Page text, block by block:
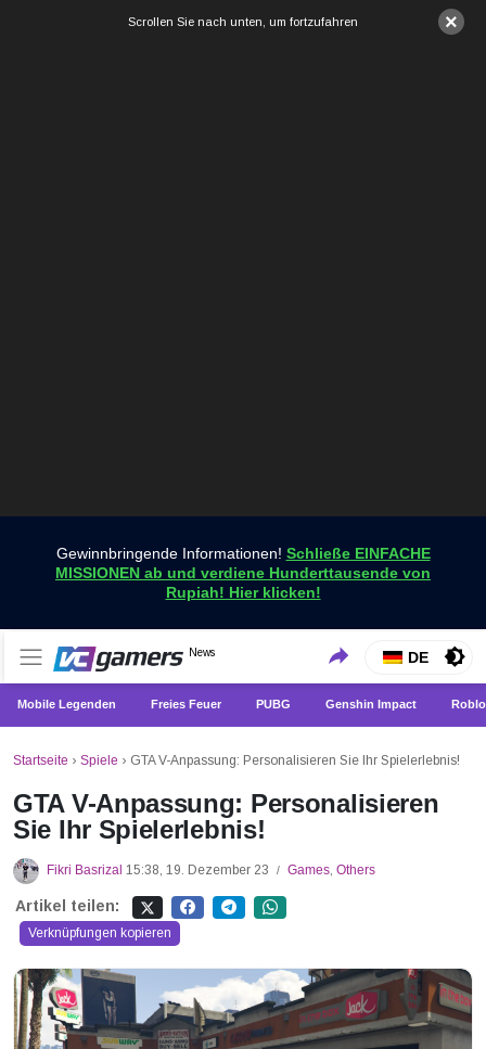
×
Scrollen Sie nach unten, um fortzufahren
Gewinnbringende Informationen! Schließe EINFACHE
MISSIONEN ab und verdiene Hunderttausende von
Rupiah! Hier klicken!
VCGamers-Neuigkeiten
News
Holen Sie sich die neuesten Spielnachrichten nur bei
VCGamers
DE
Mobile Legenden Freies Feuer PUBG Genshin Impact
Startseite › Spiele › GTA V-Anpassung: Personalisieren Sie Ihr Spielerlebnis!
GTA V-Anpassung: Personalisieren
Sie Ihr Spielerlebnis!
Fikri Basrizal 15:38, 19. Dezember 23 / Games, Others
Artikel teilen:
Verknüpfungen kopieren